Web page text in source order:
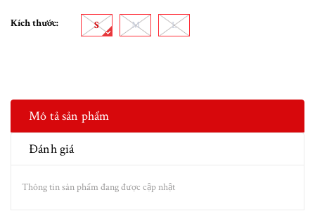
Kích thước: S M L
Mô tả sản phẩm
Đánh giá
Thông tin sản phẩm đang được cập nhật